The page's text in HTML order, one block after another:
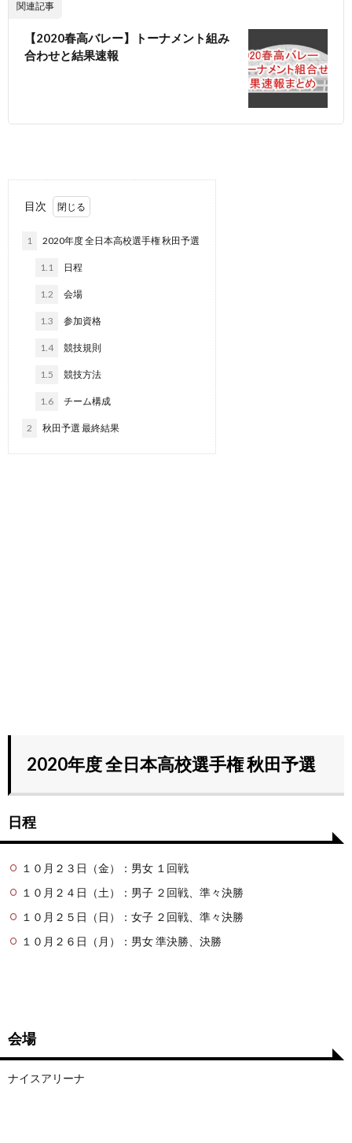
関連記事
【2020春高バレー】トーナメント組み
合わせと結果速報
目次
1 2020年度 全日本高校選手権 秋田予選
1.1 日程
1.2 会場
1.3 参加資格
1.4 競技規則
1.5 競技方法
1.6 チーム構成
2 秋田予選 最終結果
2020年度 全日本高校選手権 秋田予選
日程
１０月２３日（金）：男女 １回戦
１０月２４日（土）：男子 ２回戦、準々決勝
１０月２５日（日）：女子 ２回戦、準々決勝
１０月２６日（月）：男女 準決勝、決勝
会場
ナイスアリーナ